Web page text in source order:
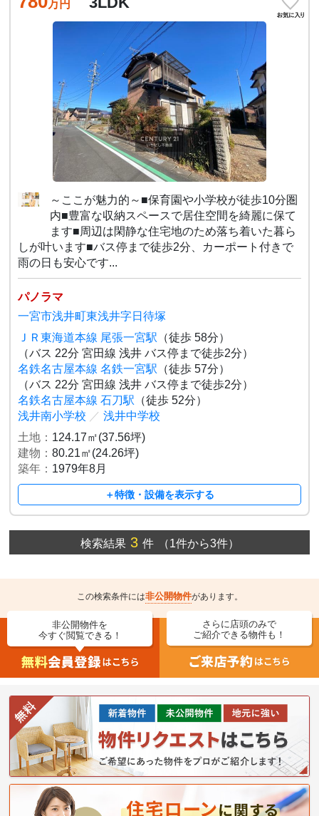
万円
～ここが魅力的～■保育園や小学校が徒歩10分圏
内■豊富な収納スペースで居住空間を綺麗に保て
ます■周辺は閑静な住宅地のため落ち着いた暮ら
しが叶います■バス停まで徒歩2分、カーポート付きで
雨の日も安心です...
パノラマ
一宮市浅井町東浅井字日待塚
ＪＲ東海道本線 尾張一宮駅 （徒歩 58分）
（バス 22分 宮田線 浅井 バス停まで徒歩2分）
名鉄名古屋本線 名鉄一宮駅 （徒歩 57分）
（バス 22分 宮田線 浅井 バス停まで徒歩2分）
名鉄名古屋本線 石刀駅 （徒歩 52分）
浅井南小学校 ／ 浅井中学校
土地： 124.17㎡(37.56坪)
建物：80.21㎡(24.26坪)
築年： 1979年8月
＋特徴・設備を表示する
検索結果3 件 （1件から3件）
この検索条件には非公開物件があります。
非公開物件を
今すぐ閲覧できる！
さらに店頭のみで
ご紹介できる物件も！